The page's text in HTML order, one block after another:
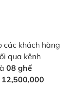
các khách hàng
qua kênh
08 ghế